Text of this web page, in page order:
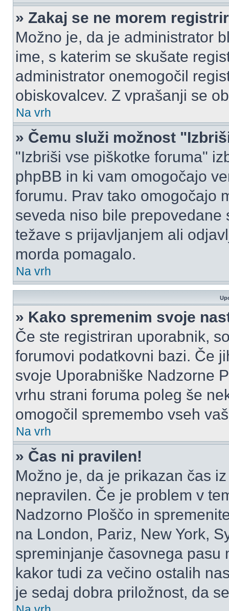
» Zakaj se ne morem
Možno je, da je administrator
ime, s katerim se skušate
administrator onemogočil
obiskovalcev. Z vprašanji se
Na vrh
» Čemu služi možnost
"Izbriši vse piškotke foruma"
phpBB in ki vam omogočajo
forumu. Prav tako omogočajo
seveda niso bile
težave s prijavljanjem ali
morda pomagalo.
Na vrh
» Kako spremenim svoje
Če ste registriran uporabnik,
forumovi podatkovni bazi. Če
svoje Uporabniške Nadzorne
vrhu strani foruma poleg še
omogočil spremembo vseh
Na vrh
» Čas ni pravilen!
Možno je, da je prikazan čas
nepravilen. Če je problem v
Nadzorno Ploščo in
na London, Pariz, New York,
spreminjanje časovnega pasu
kakor tudi za večino ostalih
je sedaj dobra priložnost, da